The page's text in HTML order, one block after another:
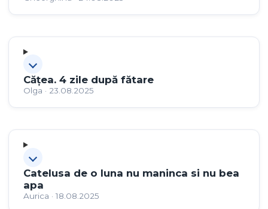
Cățea. 4 zile după fătare
Olga · 23.08.2025
Catelusa de o luna nu maninca si nu bea
apa
Aurica · 18.08.2025